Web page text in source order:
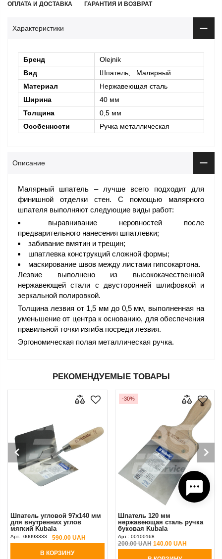
ОПЛАТА И ДОСТАВКА ГАРАНТИЯ И ВОЗВРАТ
Характеристики
Бренд
Olejnik
Вид
Шпатель, Малярный
Материал
Нержавеющая сталь
Ширина
40 мм
Толщина
0,5 мм
Особенности
Ручка металлическая
Описание
Малярный шпатель – лучше всего подходит для
финишной отделки стен. С помощью малярного
шпателя выполняют следующие виды работ:
выравнивание неровностей после
предварительного нанесения шпатлевки;
забивание вмятин и трещин;
шпатлевка конструкций сложной формы;
маскирование швов между листами гипсокартона.
Лезвие выполнено из высококачественной
нержавеющей стали с двусторонней шлифовкой и
зеркальной полировкой.
Толщина лезвия от 1,5 мм до 0,5 мм, выполненная на
уменьшение от центра к основанию, для обеспечения
правильной точки изгиба посреди лезвия.
Эргономическая полая металлическая ручка.
РЕКОМЕНДУЕМЫЕ ТОВАРЫ
Шпатель угловой 97х140 мм
для внутренних углов
мягкий Kubala
Арт.: 00093333 590.00 UAH
В КОРЗИНУ
-30%
Шпатель 120 мм
нержавеющая сталь ручка
буковая Kubala
Арт.: 00100168
200.00 UAH140.00 UAH